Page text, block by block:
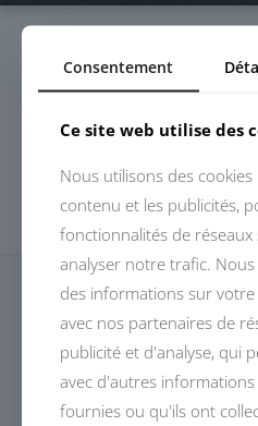
Dessinés, conçus et fabriqués
les modèles DEVALLIET invitent
Consentement
Ce site web utilise des
Nous utilisons des
contenu et les publicités,
fonctionnalités de
analyser notre trafic.
des informations sur
avec nos partenaires de
publicité et d'analyse, qui
avec d'autres
fournies ou qu'ils ont